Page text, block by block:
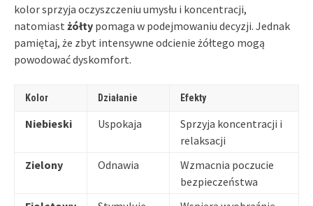
kolor sprzyja oczyszczeniu umysłu i koncentracji,
natomiast żółty pomaga w podejmowaniu decyzji. Jednak
pamiętaj, że zbyt intensywne odcienie żółtego mogą
powodować dyskomfort.
Kolor Działanie Efekty
Niebieski Uspokaja
Sprzyja koncentracji i
relaksacji
Zielony
Odnawia
Wzmacnia poczucie
bezpieczeństwa